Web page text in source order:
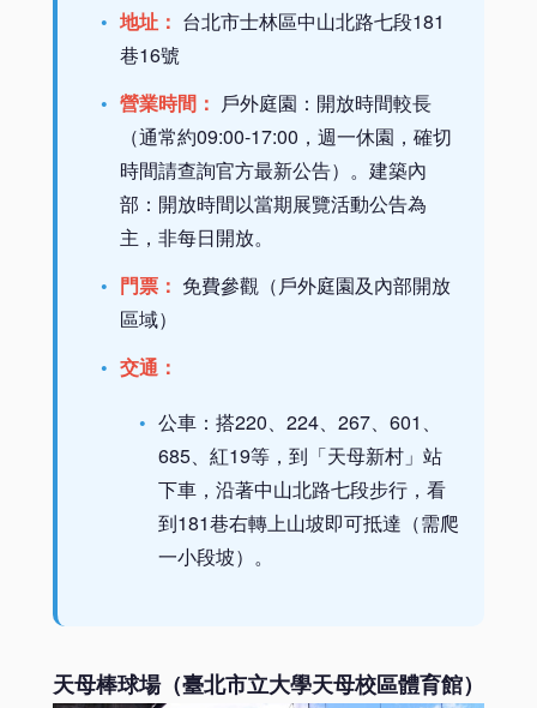
地址： 台北市士林區中山北路七段181
巷16號
營業時間： 戶外庭園：開放時間較長
（通常約09:00-17:00，週一休園，確切
時間請查詢官方最新公告）。建築內
部：開放時間以當期展覽活動公告為
主，非每日開放。
門票： 免費參觀（戶外庭園及內部開放
區域）
交通：
公車：搭220、224、267、601、
685、紅19等，到「天母新村」站
下車，沿著中山北路七段步行，看
到181巷右轉上山坡即可抵達（需爬
一小段坡）。
天母棒球場（臺北市立大學天母校區體育館）